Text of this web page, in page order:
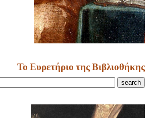
Το Ευρετήριο της Βιβλιοθήκης